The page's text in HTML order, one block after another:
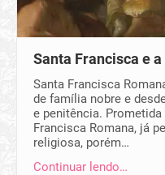
Santa Francisca e
Santa Francisca
de família nobre e
e penitência.
Francisca Romana, já
religiosa, porém…
Continuar lendo…